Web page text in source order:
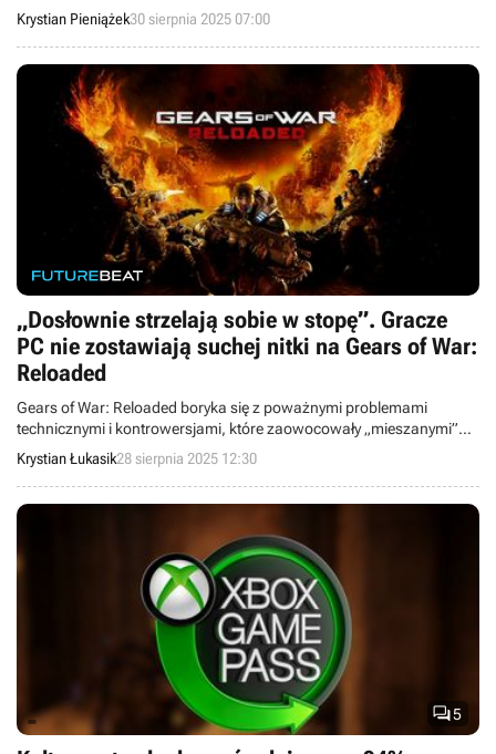
między innymi na PS5. To dobrze wróży powstającemu Gears of
War: E-Day, które dzięki temu może znaleźć szersze grono
odbiorców.
Krystian Pieniążek30 sierpnia 2025 07:00
„Dosłownie strzelają sobie w stopę”. Gracze
PC nie zostawiają suchej nitki na Gears of War:
Reloaded
Gears of War: Reloaded boryka się z poważnymi problemami
technicznymi i kontrowersjami, które zaowocowały „mieszanymi”
recenzjami na platformie Valve.
Krystian Łukasik28 sierpnia 2025 12:30
5